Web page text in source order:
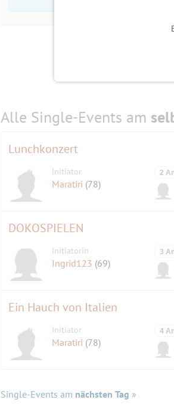
Alle Single-Events am
Lunchkonzert
Initiator
Maratiri (78)
2
DOKOSPIELEN
Initiatorin
Ingrid123 (69)
3
Ein Hauch von Italien
Initiator
Maratiri (78)
4
Single-Events am nächsten Tag »